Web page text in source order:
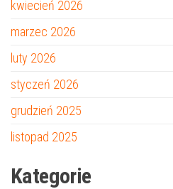
kwiecień 2026
marzec 2026
luty 2026
styczeń 2026
grudzień 2025
listopad 2025
Kategorie